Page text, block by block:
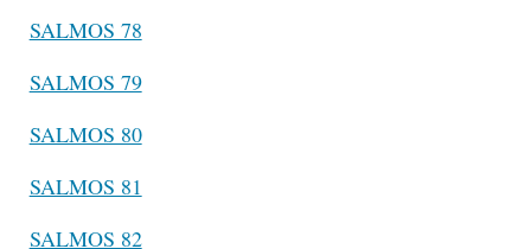
SALMOS 78
SALMOS 79
SALMOS 80
SALMOS 81
SALMOS 82